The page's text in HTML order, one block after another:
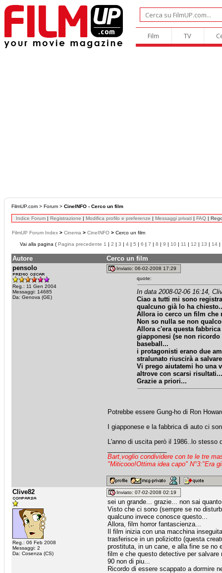
Film TV
FilmUP.com > Forum > CineINFO - Cerco un film
Indice Forum | Registrazione | Modifica profilo e preferenze | Messaggi privati | FAQ |
FilmUP Forum Index > Cinema > CineINFO > Cerco un film
Vai alla pagina ( Pagina precedente 1 | 2 | 3 | 4 | 5 | 6 | 7 | 8 | 9 | 10 | 11 | 12 | 13 | 14 |
Autore
Cerco un film
pensolo
Reg.: 11 Gen 2004
Messaggi: 14685
Da: Genova (GE)
Inviato: 06-02-2008 17:29
quote:
In data 2008-02-06 16:14,
Ciao a tutti mi sono
qualcuno già lo ha
Allora io cerco un film che
Non so nulla se non
Allora c'era questa
giapponesi (se non
baseball...
i protagonisti erano due
stralunato riuscirà a
Vi prego aiutatemi ho una
altrove con scarsi
Grazie a priori...
Potrebbe essere Gung-ho di Ron
I giapponese e la fabbrica di auto ci
L'anno di uscita però il 1986..lo stesso
Bart,voglio condividere con te le tre
"Miticooo!Ottima idea capo" N°3:"Era
Clive82
Reg.: 06 Feb 2008
Messaggi: 2
Da: Cosenza (CS)
Inviato: 07-02-2008 02:19
sei un grande... grazie... non sai
Visto che ci sono (sempre se no
qualcuno invece conosce questo...
Allora, film horror fantascienza...
Il film inizia con una macchina
trasferisce in un poliziotto (questa
prostituta, in un cane, e alla fine se no
film e che questo detective per
90 non di piu...
Ricordo di essere scappato a dormire